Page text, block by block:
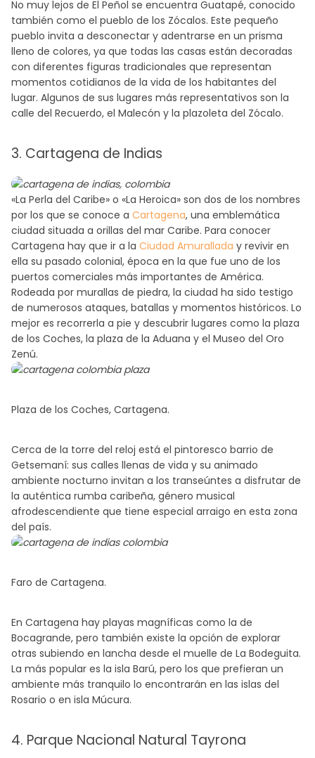
No muy lejos de El Peñol se encuentra Guatapé, conocido
también como el pueblo de los Zócalos. Este pequeño
pueblo invita a desconectar y adentrarse en un prisma
lleno de colores, ya que todas las casas están decoradas
con diferentes figuras tradicionales que representan
momentos cotidianos de la vida de los habitantes del
lugar. Algunos de sus lugares más representativos son la
calle del Recuerdo, el Malecón y la plazoleta del Zócalo.
3. Cartagena de Indias
«La Perla del Caribe» o «La Heroica» son dos de los nombres
por los que se conoce a Cartagena, una emblemática
ciudad situada a orillas del mar Caribe. Para conocer
Cartagena hay que ir a la Ciudad Amurallada y revivir en
ella su pasado colonial, época en la que fue uno de los
puertos comerciales más importantes de América.
Rodeada por murallas de piedra, la ciudad ha sido testigo
de numerosos ataques, batallas y momentos históricos. Lo
mejor es recorrerla a pie y descubrir lugares como la plaza
de los Coches, la plaza de la Aduana y el Museo del Oro
Zenú.
Plaza de los Coches, Cartagena.
Cerca de la torre del reloj está el pintoresco barrio de
Getsemaní: sus calles llenas de vida y su animado
ambiente nocturno invitan a los transeúntes a disfrutar de
la auténtica rumba caribeña, género musical
afrodescendiente que tiene especial arraigo en esta zona
del país.
Faro de Cartagena.
En Cartagena hay playas magníficas como la de
Bocagrande, pero también existe la opción de explorar
otras subiendo en lancha desde el muelle de La Bodeguita.
La más popular es la isla Barú, pero los que prefieran un
ambiente más tranquilo lo encontrarán en las islas del
Rosario o en isla Múcura.
4. Parque Nacional Natural Tayrona